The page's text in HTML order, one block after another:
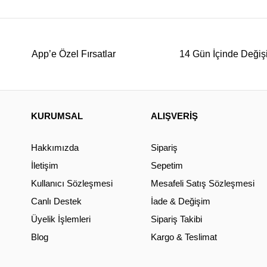
App’e Özel Fırsatlar 14 Gün İçinde
KURUMSAL
Hakkımızda
İletişim
Kullanıcı Sözleşmesi
Canlı Destek
Üyelik İşlemleri
Blog
ALIŞVERİŞ
Sipariş
Sepetim
Mesafeli Satış Sözleşmesi
İade & Değişim
Sipariş Takibi
Kargo & Teslimat